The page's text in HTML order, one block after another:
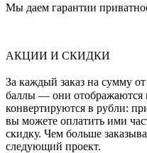
Мы даем гарантии
АКЦИИ И СКИДКИ
За каждый заказ на сумму
баллы — они отображаются
конвертируются в рубли:
вы можете оплатить ими
скидку. Чем больше
следующий проект.